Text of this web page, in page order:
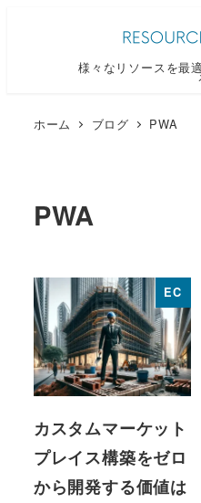
様々なリソースを最
ホーム ブログ PWA
PWA
EC
カスタムマーケット
プレイス構築をゼロ
から開発する価値は